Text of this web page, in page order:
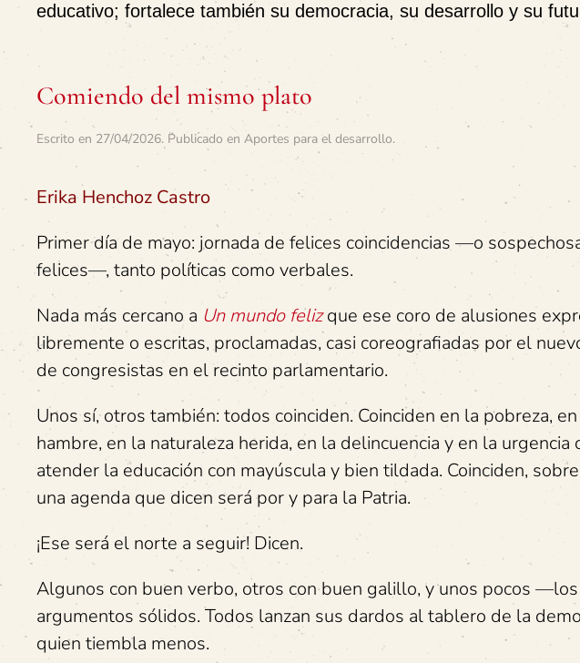
educativo; fortalece también su democracia, su desarrollo y su
Comiendo del mismo plato
Escrito en 27/04/2026. Publicado en Aportes para el desarrollo.
Erika Henchoz Castro
Primer día de mayo: jornada de felices coincidencias —o
felices—, tanto políticas como verbales.
Nada más cercano a Un mundo felizque ese coro de alusiones
libremente o escritas, proclamadas, casi coreografiadas por el
de congresistas en el recinto parlamentario.
Unos sí, otros también: todos coinciden. Coinciden en la pobreza,
hambre, en la naturaleza herida, en la delincuencia y en la urgencia
atender la educación con mayúscula y bien tildada. Coinciden,
una agenda que dicen será por y para la Patria.
¡Ese será el norte a seguir! Dicen.
Algunos con buen verbo, otros con buen galillo, y unos pocos
argumentos sólidos. Todos lanzan sus dardos al tablero de la
quien tiembla menos.